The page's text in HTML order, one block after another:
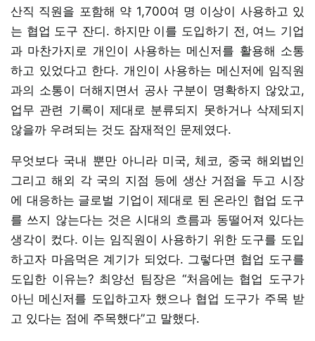
산직 직원을 포함해 약 1,700여 명 이상이 사용하고 있
는 협업 도구 잔디. 하지만 이를 도입하기 전, 여느 기업
과 마찬가지로 개인이 사용하는 메신저를 활용해 소통
하고 있었다고 한다. 개인이 사용하는 메신저에 임직원
과의 소통이 더해지면서 공사 구분이 명확하지 않았고,
업무 관련 기록이 제대로 분류되지 못하거나 삭제되지
않을까 우려되는 것도 잠재적인 문제였다.
무엇보다 국내 뿐만 아니라 미국, 체코, 중국 해외법인
그리고 해외 각 국의 지점 등에 생산 거점을 두고 시장
에 대응하는 글로벌 기업이 제대로 된 온라인 협업 도구
를 쓰지 않는다는 것은 시대의 흐름과 동떨어져 있다는
생각이 컸다. 이는 임직원이 사용하기 위한 도구를 도입
하고자 마음먹은 계기가 되었다. 그렇다면 협업 도구를
도입한 이유는? 최양선 팀장은 “처음에는 협업 도구가
아닌 메신저를 도입하고자 했으나 협업 도구가 주목 받
고 있다는 점에 주목했다”고 말했다.